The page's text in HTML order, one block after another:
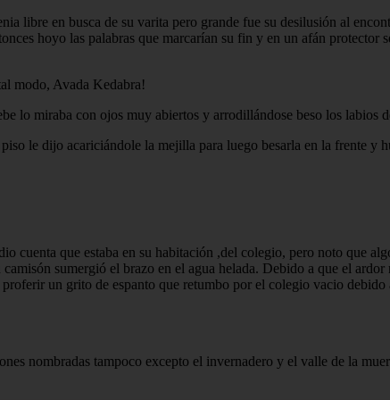
libre en busca de su varita pero grande fue su desilusión al
hoyo las palabras que marcarían su fin y en un afán
modo, Avada Kedabra!
lo miraba con ojos muy abiertos y arrodillándose beso los labios
le dijo acariciándole la mejilla para luego besarla en la frente y
cuenta que estaba en su habitación ,del colegio, pero noto que
sumergió el brazo en el agua helada. Debido a que el
un grito de espanto que retumbo por el colegio vacio
nombradas tampoco excepto el invernadero y el valle de la